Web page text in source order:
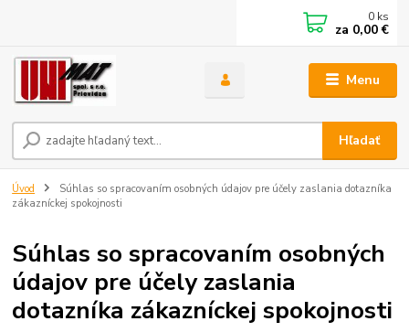
Menu
Hľadať
0 ks
za 0,00 €
Úvod
Súhlas so spracovaním osobných údajov pre účely zaslania dotazníka
zákazníckej spokojnosti
Súhlas so spracovaním osobných
údajov pre účely zaslania
dotazníka zákazníckej spokojnosti